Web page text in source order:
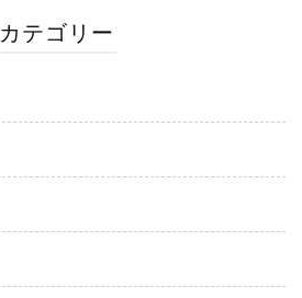
カテゴリー